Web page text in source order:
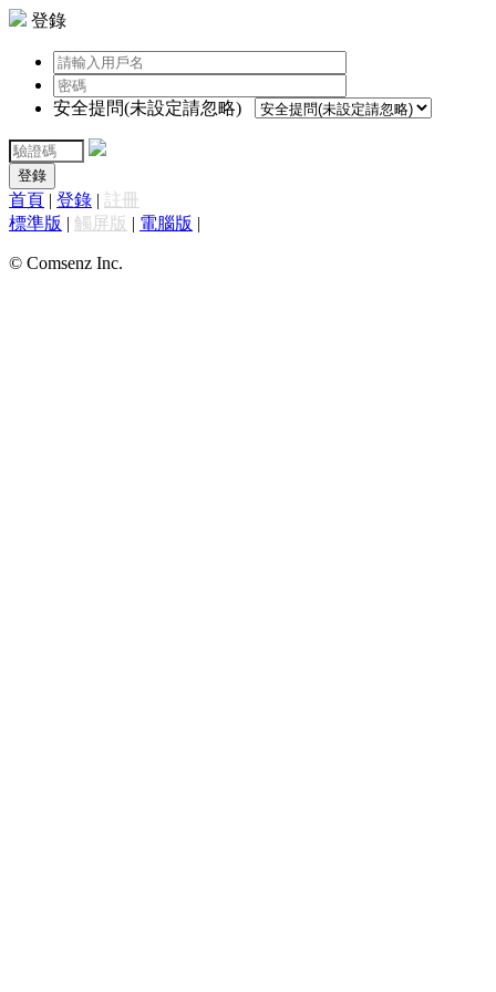
登錄
安全提問(未設定請忽略)
登錄
首頁 | 登錄 | 註冊
標準版 | 觸屏版 | 電腦版 |
© Comsenz Inc.